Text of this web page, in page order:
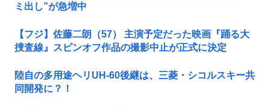
ミ出し”が急増中
【フジ】佐藤二朗（57） 主演予定だった映画『踊る大
捜査線』スピンオフ作品の撮影中止が正式に決定
陸自の多用途ヘリUH-60後継は、三菱・シコルスキー共
同開発に？！